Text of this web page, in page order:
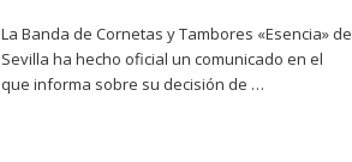
La Banda de Cornetas y Tambores «Esencia» de
Sevilla ha hecho oficial un comunicado en el
que informa sobre su decisión de …